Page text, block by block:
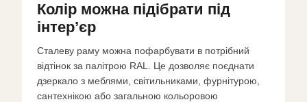
Колір можна підібрати під
інтер’єр
Сталеву раму можна пофарбувати в потрібний
відтінок за палітрою RAL. Це дозволяє поєднати
дзеркало з меблями, світильниками, фурнітурою,
сантехнікою або загальною кольоровою